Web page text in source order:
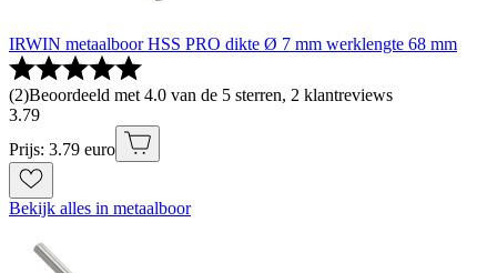
IRWIN metaalboor HSS PRO dikte Ø 7 mm werklengte 68 mm
(2)Beoordeeld met 4.0 van de 5 sterren, 2 klantreviews
3.79
Prijs: 3.79 euro
Bekijk alles in metaalboor